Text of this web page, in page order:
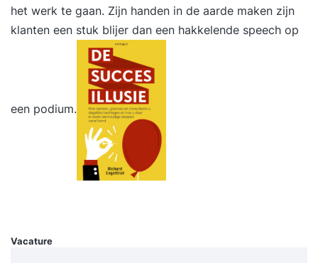
Nederlanden Inhoud van de training Je zie
voorbeelden, past gemakkelijk de storytelling- en
presentatietheorie toe in kleine opdrachten en
werkt daarbij aan een eigen casus. Aan bod komt
het zo goed? Overtuigend presenteren: begin bij
het begin Op zoek naar een goed verhaal om je
boodschap over te brengen Hoe maak je het
Betoverend, Overtuigend en Onvergetelijk? Het
ervaren we het, welke boodschap horen we, wat
het werk te gaan. Zijn handen in de aarde maken zijn
klanten een stuk blijer dan een hakkelende speech op
een podium.
Vacature